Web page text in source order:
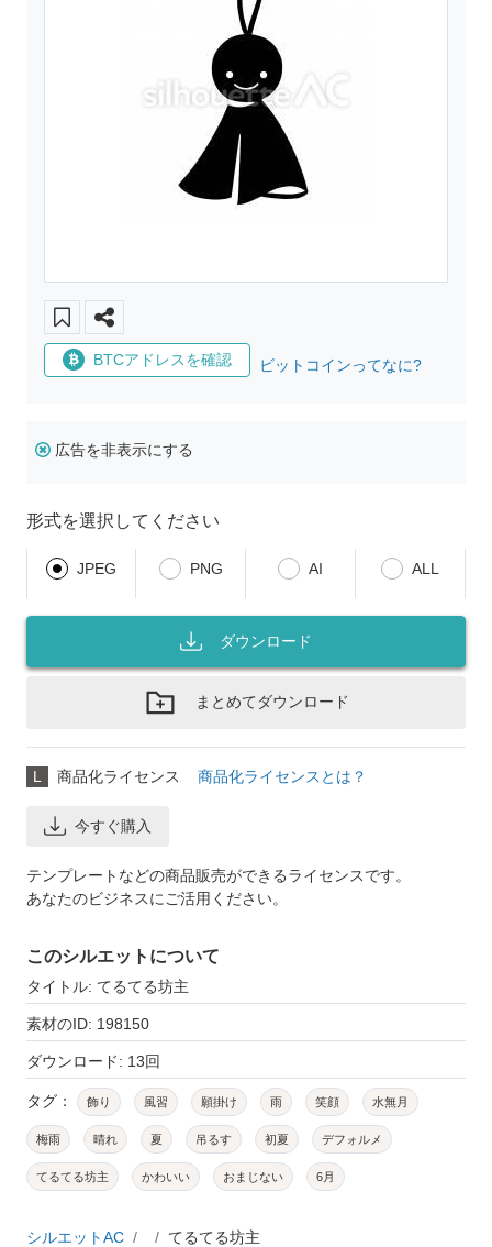
BTCアドレスを確認 ビットコインってなに?
広告を非表示にする
形式を選択してください
JPEG PNG AI ALL
ダウンロード
まとめてダウンロード
L 商品化ライセンス 商品化ライセンスとは？
今すぐ購入
テンプレートなどの商品販売ができるライセンスです。
あなたのビジネスにご活用ください。
このシルエットについて
タイトル: てるてる坊主
素材のID: 198150
ダウンロード: 13回
タグ： 飾り 風習 願掛け 雨 笑顔 水無月
梅雨 晴れ 夏 吊るす 初夏 デフォルメ
てるてる坊主 かわいい おまじない 6月
シルエットAC てるてる坊主